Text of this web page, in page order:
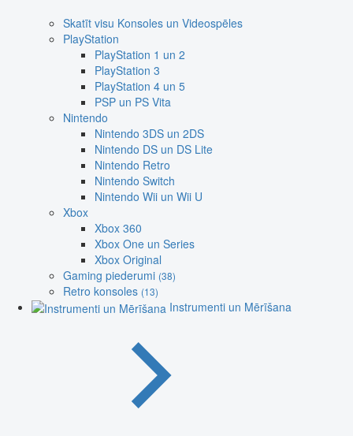
Skatīt visu Konsoles un Videospēles
PlayStation
PlayStation 1 un 2
PlayStation 3
PlayStation 4 un 5
PSP un PS Vita
Nintendo
Nintendo 3DS un 2DS
Nintendo DS un DS Lite
Nintendo Retro
Nintendo Switch
Nintendo Wii un Wii U
Xbox
Xbox 360
Xbox One un Series
Xbox Original
Gaming piederumi (38)
Retro konsoles (13)
Instrumenti un Mērīšana